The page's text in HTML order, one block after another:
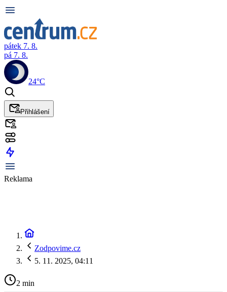
pátek 7. 8.
pá 7. 8.
24°C
Přihlášení
Reklama
Zodpovime.cz
5. 11. 2025, 04:11
2 min